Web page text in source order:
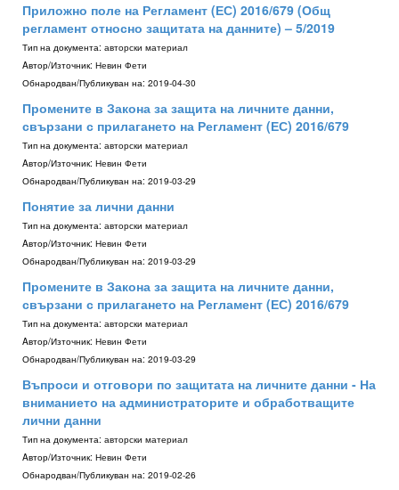
Приложно поле на Регламент (ЕС) 2016/679 (Общ
регламент относно защитата на данните) – 5/2019
Тип на документа: авторски материал
Aвтор/Източник: Невин Фети
Обнародван/Публикуван на: 2019-04-30
Промените в Закона за защита на личните данни,
свързани с прилагането на Регламент (ЕС) 2016/679
Тип на документа: авторски материал
Aвтор/Източник: Невин Фети
Обнародван/Публикуван на: 2019-03-29
Понятие за лични данни
Тип на документа: авторски материал
Aвтор/Източник: Невин Фети
Обнародван/Публикуван на: 2019-03-29
Промените в Закона за защита на личните данни,
свързани с прилагането на Регламент (ЕС) 2016/679
Тип на документа: авторски материал
Aвтор/Източник: Невин Фети
Обнародван/Публикуван на: 2019-03-29
Въпроси и отговори по защитата на личните данни - На
вниманието на администраторите и обработващите
лични данни
Тип на документа: авторски материал
Aвтор/Източник: Невин Фети
Обнародван/Публикуван на: 2019-02-26